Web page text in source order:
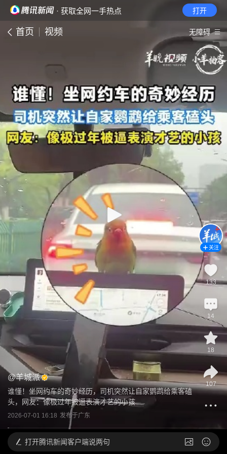
· 获取全网一手热点 打开
首页 视频 无障碍
@羊城派
谁懂！坐网约车的奇妙经历，司机突然让自家鹦鹉给乘客磕
头，网友：像极过年被逼表演才艺的小孩
2026-07-01 16:18 发布于广东
关注
133
14
18
107
打开腾讯新闻客户端说两句